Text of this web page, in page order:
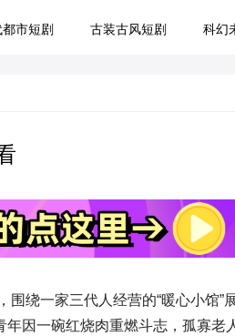
市短剧 古装古风短剧 科幻
绕一家三代人经营的“暖心小馆”
因一碗红烧肉重燃斗志，孤寡老